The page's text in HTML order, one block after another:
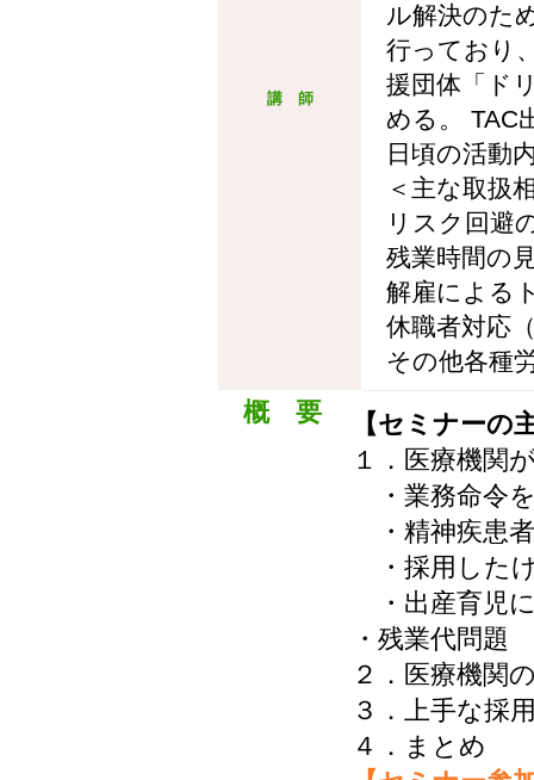
講 師
ル解決のた
行っており
援団体「ド
める。 TAC
日頃の活動
＜主な取扱
リスク回避
残業時間の
解雇による
休職者対応
その他各種
概 要
【セミナーの
１．医療機関
・業務命令
・精神疾患
・採用した
・出産育児
・残業代問題
２．医療機関
３．上手な採
４．まとめ